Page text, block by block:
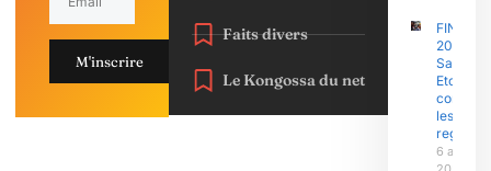
M'inscrire
Faits divers
Le Kongossa du net
FINAJU
2026 :
Samuel
Eto’o Fils
les
regards
6 août